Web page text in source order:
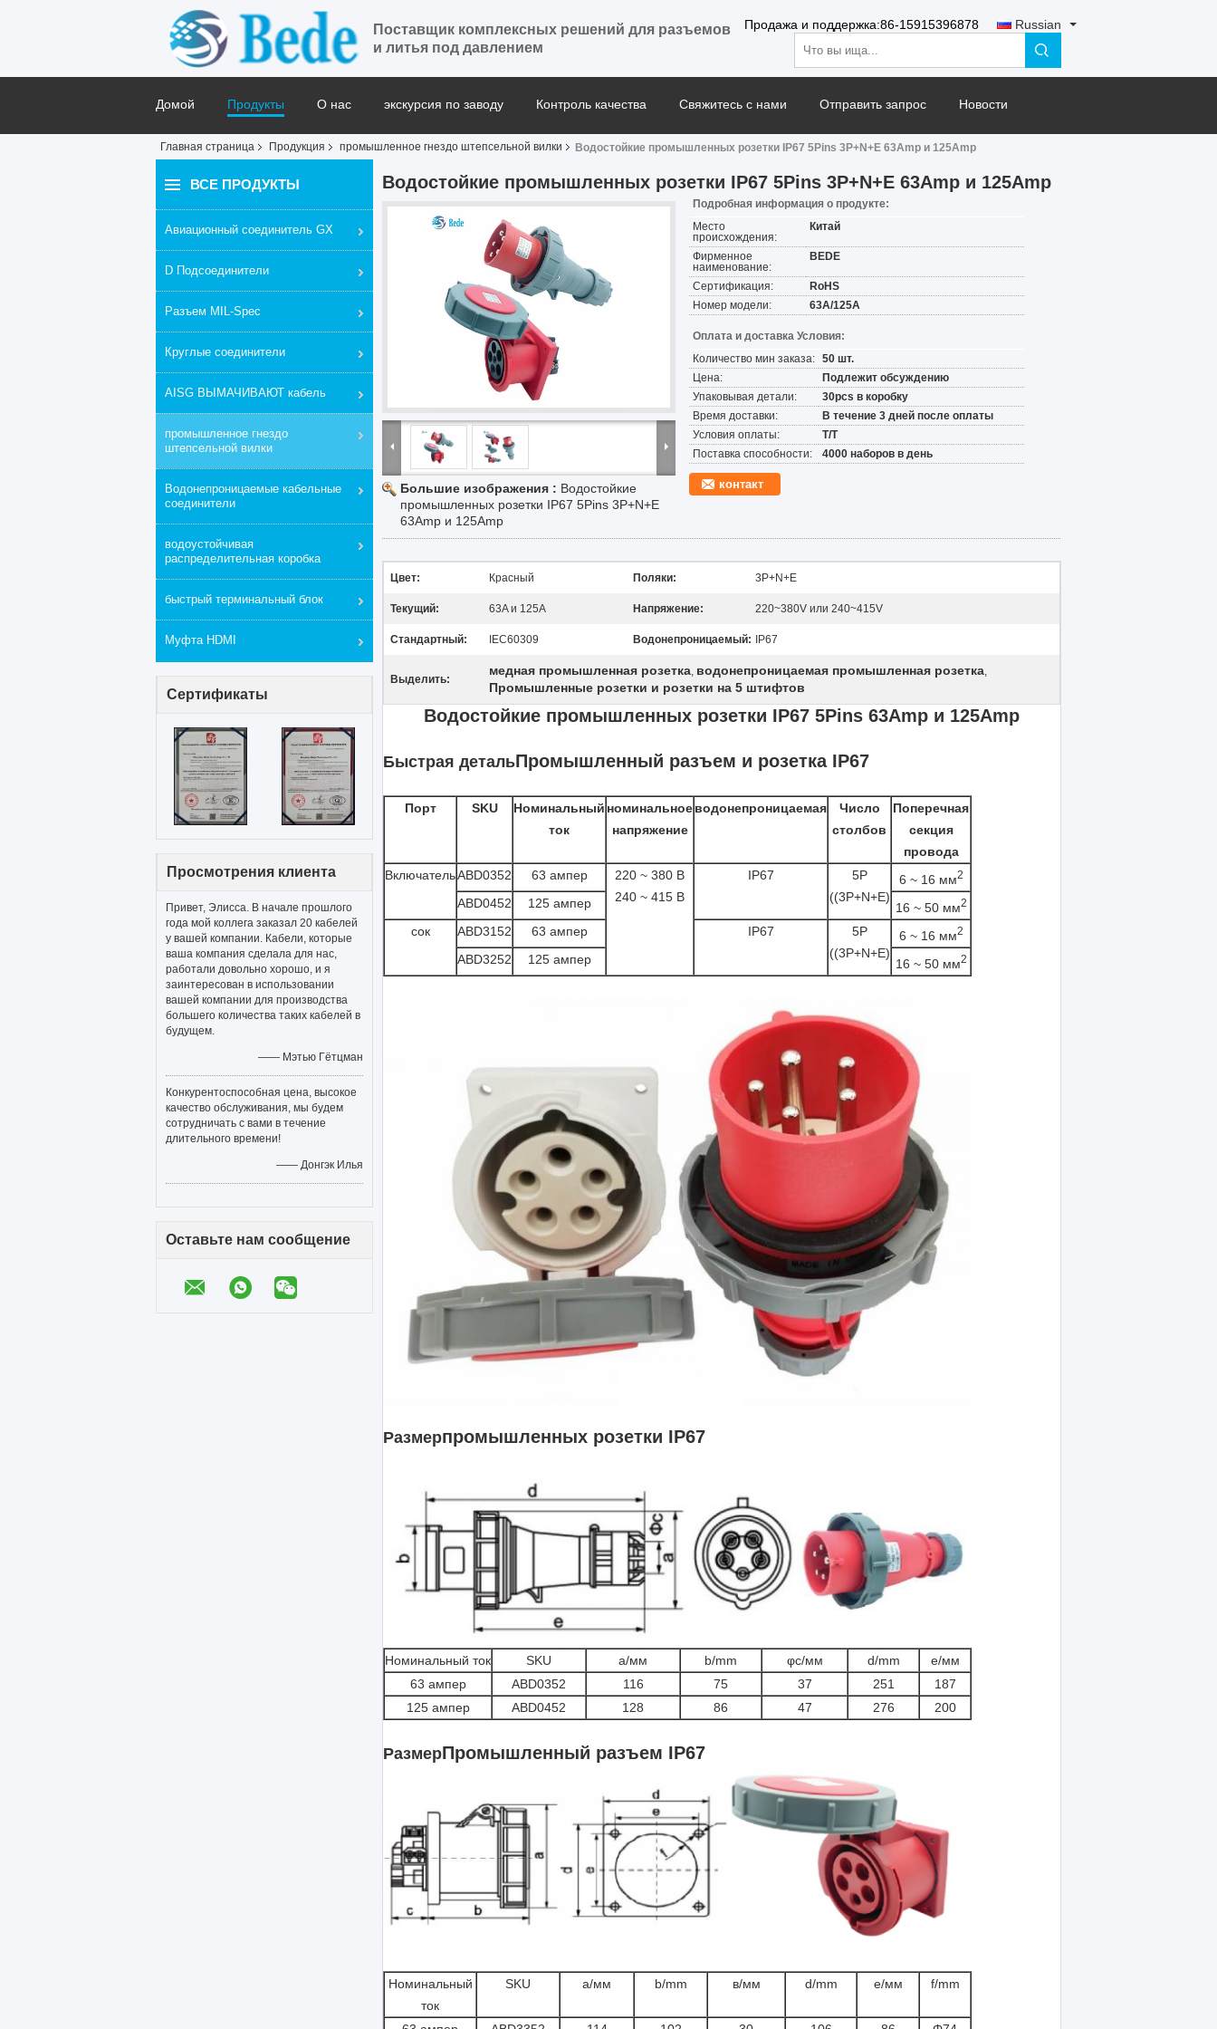
Поставщик комплексных решений для разъемов
и литья под давлением
Продажа и поддержка:86-15915396878 Russian
Домой Продукты О нас экскурсия по заводу Контроль качества Свяжитесь с нами Отправить запрос Новости
Блог
Главная страница Продукция промышленное гнездо штепсельной вилки Водостойкие промышленных розетки IP67 5Pins 3P+N+E 63Amp и 125Amp
ВСЕ ПРОДУКТЫ
Авиационный соединитель GX
D Подсоединители
Разъем MIL-Spec
Круглые соединители
AISG ВЫМАЧИВАЮТ кабель
промышленное гнездо
штепсельной вилки
Водонепроницаемые кабельные
соединители
водоустойчивая
распределительная коробка
быстрый терминальный блок
Муфта HDMI
Сертификаты
Просмотрения клиента
Привет, Элисса. В начале прошлого
года мой коллега заказал 20 кабелей
у вашей компании. Кабели, которые
ваша компания сделала для нас,
работали довольно хорошо, и я
заинтересован в использовании
вашей компании для производства
большего количества таких кабелей в
будущем.
—— Мэтью Гётцман
Конкурентоспособная цена, высокое
качество обслуживания, мы будем
сотрудничать с вами в течение
длительного времени!
—— Донгэк Илья
Оставьте нам сообщение
Водостойкие промышленных розетки IP67 5Pins 3P+N+E 63Amp и 125Amp
Большие изображения : Водостойкие
промышленных розетки IP67 5Pins 3P+N+E
63Amp и 125Amp
Подробная информация о продукте:
Место
происхождения:
Китай
Фирменное
наименование:
BEDE
Сертификация:
RoHS
Номер модели:
63A/125A
Оплата и доставка Условия:
Количество мин заказа: 50 шт.
Цена:
Подлежит обсуждению
Упаковывая детали:
30pcs в коробку
Время доставки:
В течение 3 дней после оплаты
Условия оплаты:
Т/Т
Поставка способности:
4000 наборов в день
контакт
Цвет: Красный Поляки: 3P+N+E
Текущий: 63A и 125A Напряжение: 220~380V или 240~415V
Стандартный: IEC60309 Водонепроницаемый: IP67
Выделить:
медная промышленная розетка, водонепроницаемая промышленная розетка,
Промышленные розетки и розетки на 5 штифтов
Водостойкие промышленных розетки IP67 5Pins 63Amp и 125Amp
Быстрая детальПромышленный разъем и розетка IP67
Порт SKU
Номинальный
ток
номинальное
напряжение
водонепроницаемая
Число
столбов
Поперечная
секция
провода
ВключательABD0352 63 ампер
220 ~ 380 В
240 ~ 415 В
IP67
5P
((3P+N+E)
6 ~ 16 мм2
ABD0452 125 ампер 16 ~ 50 мм2
сок ABD3152 63 ампер IP67
5P
((3P+N+E)
6 ~ 16 мм2
ABD3252 125 ампер 16 ~ 50 мм2
Размерпромышленных розетки IP67
Номинальный ток SKU а/мм b/mm φc/мм d/mm
е/мм
63 ампер
ABD0352 116 75 37 251
187
125 ампер
ABD0452 128 86 47 276 200
РазмерПромышленный разъем IP67
Номинальный
ток
SKU а/мм b/mm в/мм d/mm е/мм f/mm